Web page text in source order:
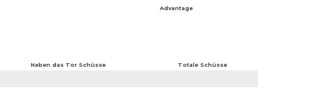
Advantage
Neben das Tor Schüsse Totale Schüsse